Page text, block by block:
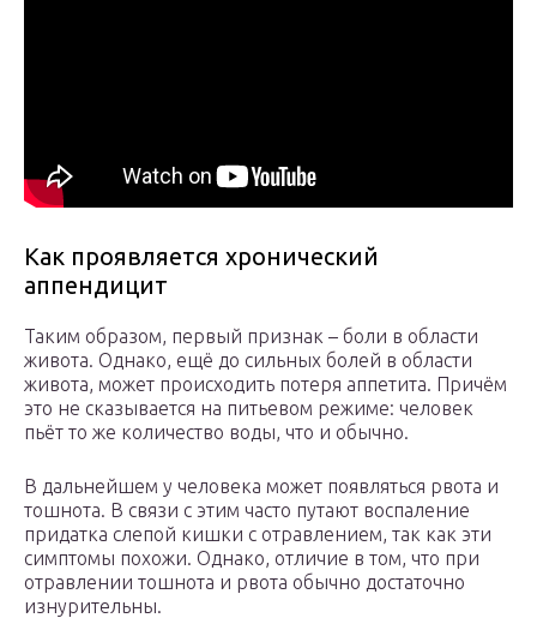
Как проявляется хронический
аппендицит
Таким образом, первый признак – боли в области
живота. Однако, ещё до сильных болей в области
живота, может происходить потеря аппетита. Причём
это не сказывается на питьевом режиме: человек
пьёт то же количество воды, что и обычно.
В дальнейшем у человека может появляться рвота и
тошнота. В связи с этим часто путают воспаление
придатка слепой кишки с отравлением, так как эти
симптомы похожи. Однако, отличие в том, что при
отравлении тошнота и рвота обычно достаточно
изнурительны.